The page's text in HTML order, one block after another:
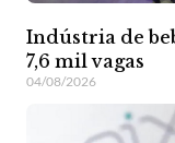
Indústria de
7,6 mil vagas
04/08/2026